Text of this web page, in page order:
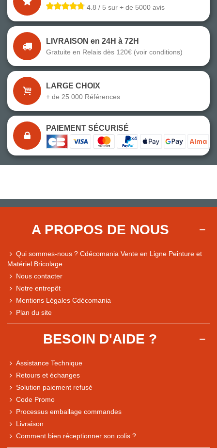
Comparaison des performances du magasin
4.8 / 5 sur + de 5000 avis
LIVRAISON en 24H à 72H
Gratuite en Relais dès 120€ (voir conditions)
LARGE CHOIX
+ de 25 000 Références
PAIEMENT SÉCURISÉ
A PROPOS DE NOUS
Qui sommes-nous ? Cdécomania Vente en Ligne Peinture et
Matériel Bricolage
Nous contacter
Notre entrepôt
Mentions Légales Cdécomania
Plan du site
BESOIN D'AIDE ?
Assistance Technique
Retours et échanges
Solution paiement refusé
Code Promo
Processus emballage commandes
Livraison
Comment bien réceptionner son colis ?